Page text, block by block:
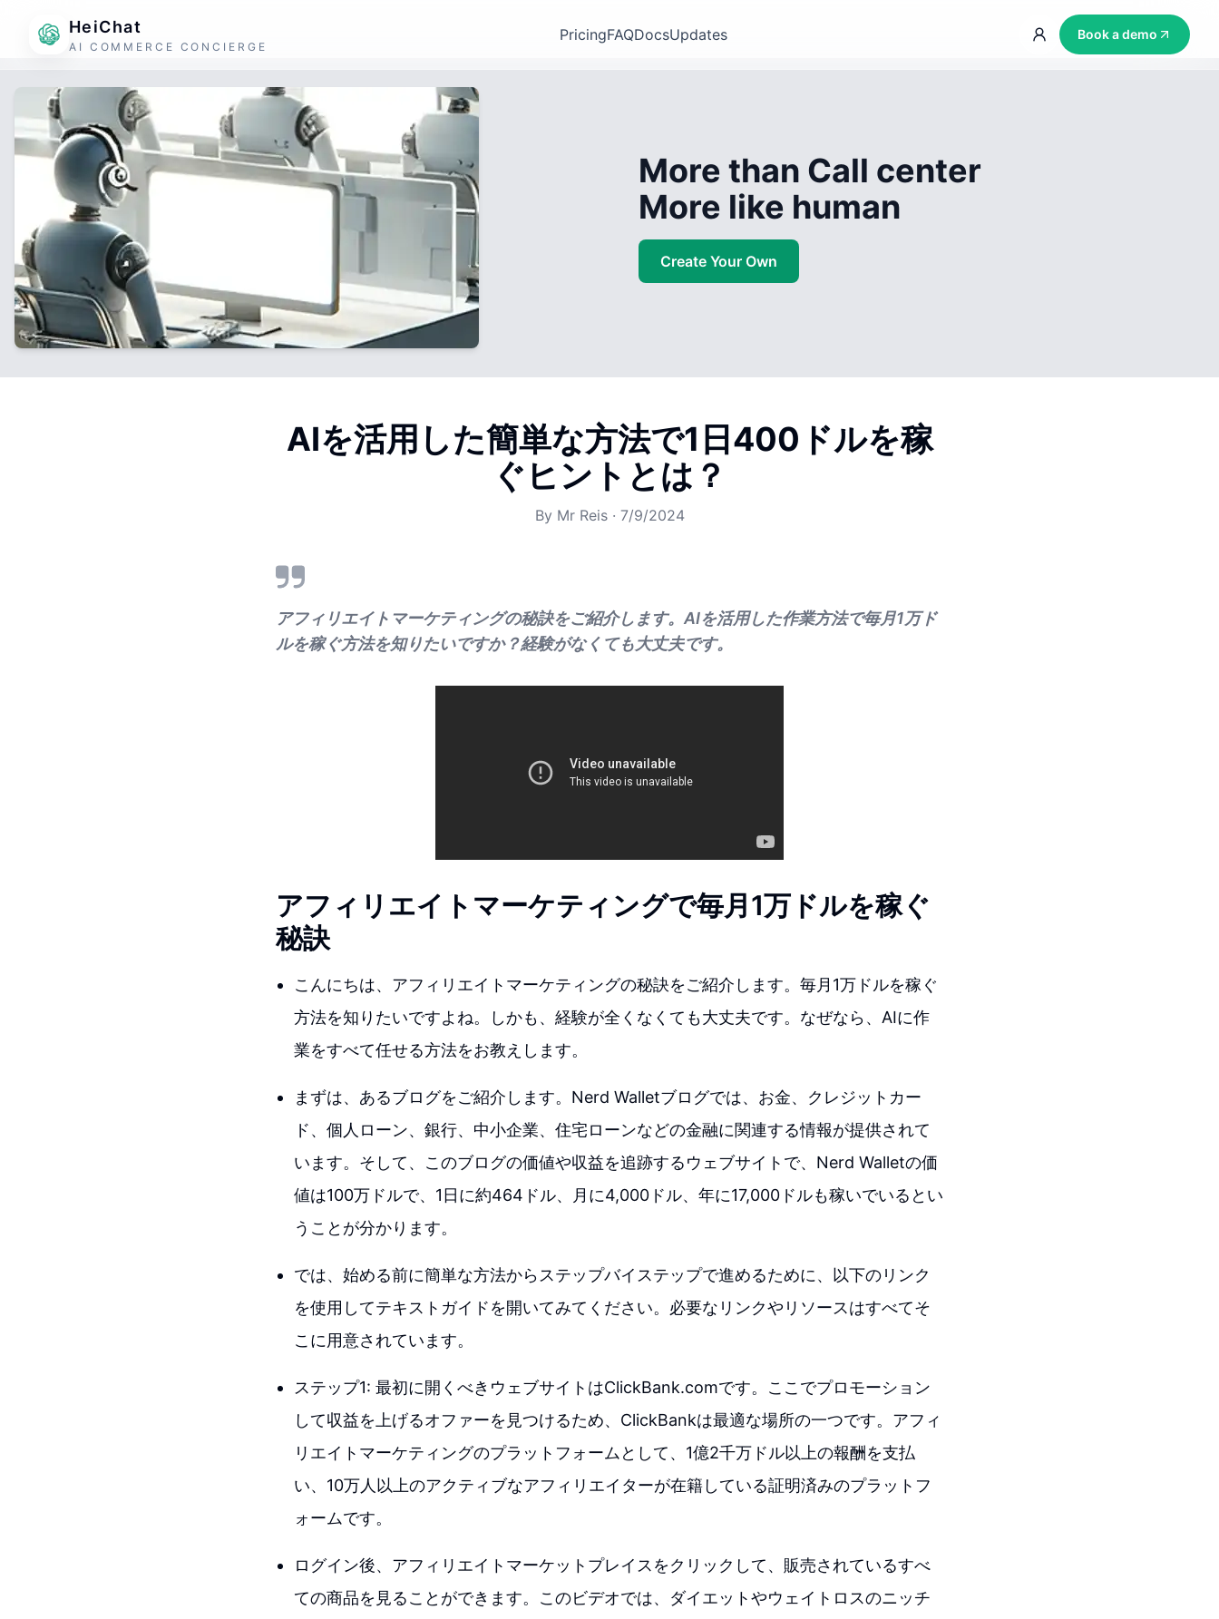
HeiChat
AI COMMERCE CONCIERGE
PricingFAQDocsUpdates Book a demo
More than Call center
More like human
Create Your Own
AIを活用した簡単な方法で1日400ドルを稼
ぐヒントとは？
By Mr Reis· 7/9/2024
アフィリエイトマーケティングの秘訣をご紹介します。AIを活用した作業方法で毎月1万ド
ルを稼ぐ方法を知りたいですか？経験がなくても大丈夫です。
アフィリエイトマーケティングで毎月1万ドルを稼ぐ
秘訣
こんにちは、アフィリエイトマーケティングの秘訣をご紹介します。毎月1万ドルを稼ぐ
方法を知りたいですよね。しかも、経験が全くなくても大丈夫です。なぜなら、AIに作
業をすべて任せる方法をお教えします。
まずは、あるブログをご紹介します。Nerd Walletブログでは、お金、クレジットカー
ド、個人ローン、銀行、中小企業、住宅ローンなどの金融に関連する情報が提供されて
います。そして、このブログの価値や収益を追跡するウェブサイトで、Nerd Walletの価
値は100万ドルで、1日に約464ドル、月に4,000ドル、年に17,000ドルも稼いでいるとい
うことが分かります。
では、始める前に簡単な方法からステップバイステップで進めるために、以下のリンク
を使用してテキストガイドを開いてみてください。必要なリンクやリソースはすべてそ
こに用意されています。
ステップ1: 最初に開くべきウェブサイトはClickBank.comです。ここでプロモーション
して収益を上げるオファーを見つけるため、ClickBankは最適な場所の一つです。アフィ
リエイトマーケティングのプラットフォームとして、1億2千万ドル以上の報酬を支払
い、10万人以上のアクティブなアフィリエイターが在籍している証明済みのプラットフ
ォームです。
ログイン後、アフィリエイトマーケットプレイスをクリックして、販売されているすべ
ての商品を見ることができます。このビデオでは、ダイエットやウェイトロスのニッチ